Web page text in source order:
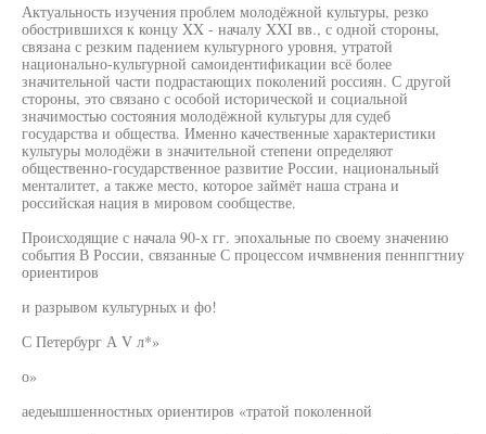
Актуальность изучения проблем молодёжной культуры, резко
обострившихся к концу XX - началу XXI вв., с одной стороны,
связана с резким падением культурного уровня, утратой
национально-культурной самоидентификации всё более
значительной части подрастающих поколений россиян. С другой
стороны, это связано с особой исторической и социальной
значимостью состояния молодёжной культуры для судеб
государства и общества. Именно качественные характеристики
культуры молодёжи в значительной степени определяют
общественно-государственное развитие России, национальный
менталитет, а также место, которое займёт наша страна и
российская нация в мировом сообществе.
Происходящие с начала 90-х гг. эпохальные по своему значению
события В России, связанные С процессом ичмвнения пеннпгтниу
ориентиров
и разрывом культурных и фо!
С Петербург А V л*»
о»
аедеышшенностных ориентиров «тратой поколенной